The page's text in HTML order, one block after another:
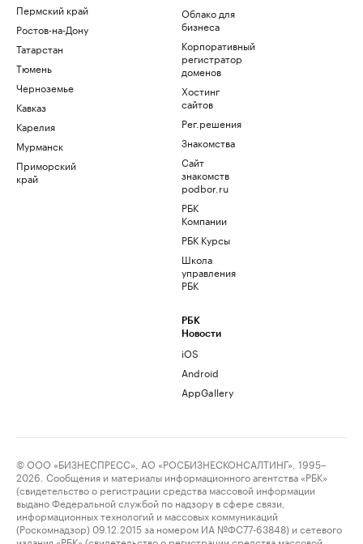
Пермский край
Ростов-на-Дону
Татарстан
Тюмень
Черноземье
Кавказ
Карелия
Мурманск
Приморский
край
Облако для
бизнеса
Корпоративный
регистратор
доменов
Хостинг
сайтов
Рег.решения
Знакомства
Сайт
знакомств
podbor.ru
РБК
Компании
РБК Курсы
Школа
управления
РБК
РБК
Новости
iOS
Android
AppGallery
© ООО «БИЗНЕСПРЕСС», АО «РОСБИЗНЕСКОНСАЛТИНГ», 1995–
2026. Сообщения и материалы информационного агентства «РБК»
(свидетельство о регистрации средства массовой информации
выдано Федеральной службой по надзору в сфере связи,
информационных технологий и массовых коммуникаций
(Роскомнадзор) 09.12.2015 за номером ИА №ФС77-63848) и сетевого